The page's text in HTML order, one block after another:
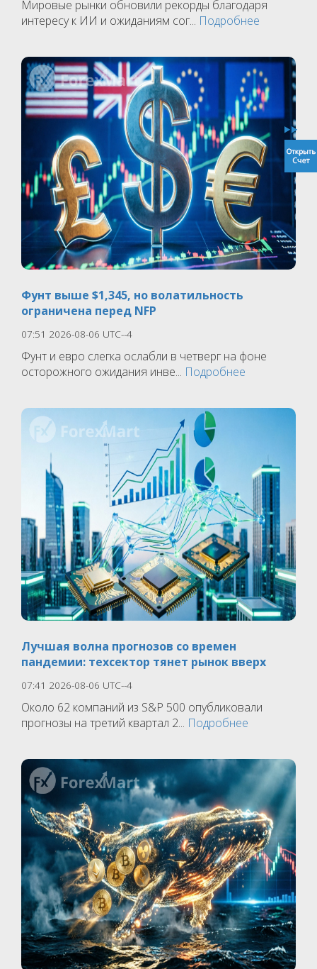
Мировые рынки обновили рекорды благодаря
интересу к ИИ и ожиданиям сог... Подробнее
Фунт выше $1,345, но волатильность
ограничена перед NFP
07:51 2026-08-06 UTC--4
Фунт и евро слегка ослабли в четверг на фоне
осторожного ожидания инве... Подробнее
Лучшая волна прогнозов со времен
пандемии: техсектор тянет рынок вверх
07:41 2026-08-06 UTC--4
Около 62 компаний из S&P 500 опубликовали
прогнозы на третий квартал 2... Подробнее